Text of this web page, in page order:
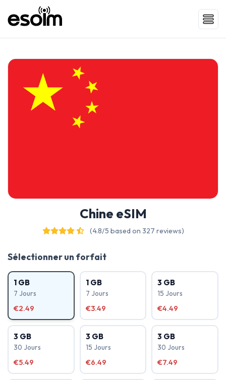
Chine eSIM
(4.8/5 based on 327 reviews)
Sélectionner un forfait
1 GB
7 Jours
€2.49
1 GB
7 Jours
€3.49
3 GB
15 Jours
€4.49
3 GB
30 Jours
€5.49
3 GB
15 Jours
€6.49
3 GB
30 Jours
€7.49